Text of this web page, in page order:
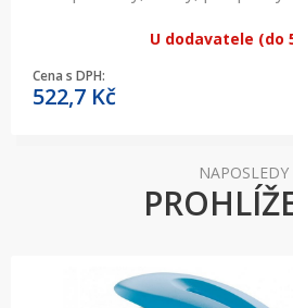
U dodavatele (do
Cena s DPH:
522,7 Kč
NAPOSLEDY